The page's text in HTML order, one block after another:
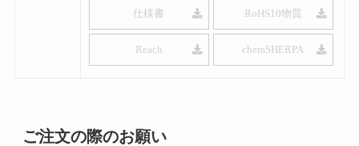
仕様書 RoHS10物質
Reach chemSHERPA
ご注文の際のお願い